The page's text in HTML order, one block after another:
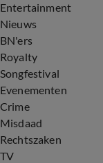
Entertainment
Nieuws
BN'ers
Royalty
Songfestival
Evenementen
Crime
Misdaad
Rechtszaken
TV